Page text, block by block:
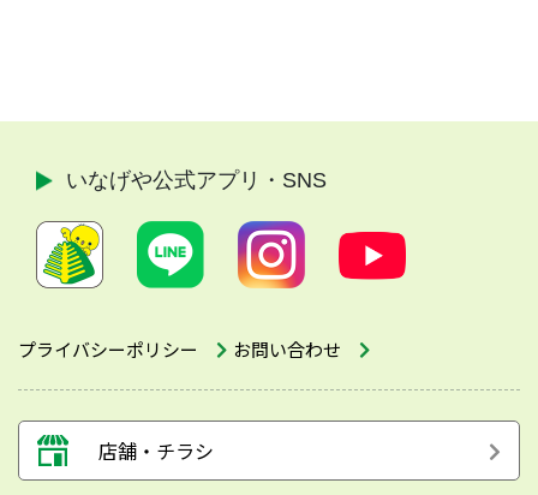
プライバシーポリシー お問い合わせ
いなげや公式アプリ・SNS
店舗・チラシ